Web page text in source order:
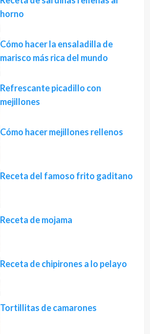
horno
Cómo hacer la ensaladilla de
marisco más rica del mundo
Refrescante picadillo con
mejillones
Cómo hacer mejillones rellenos
Receta del famoso frito gaditano
Receta de mojama
Receta de chipirones a lo pelayo
Tortillitas de camarones